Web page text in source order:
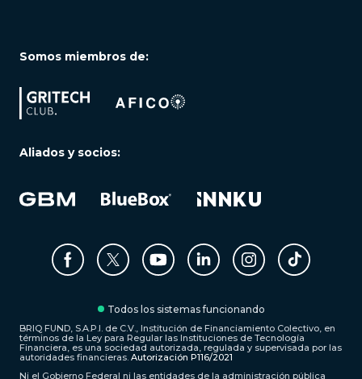
Somos miembros de:
Aliados y socios:
Todos los sistemas funcionando
BRIQ FUND, S.A.P.I. de C.V., Institución de Financiamiento Colectivo, en
términos de la Ley para Regular las Instituciones de Tecnología
Financiera, es una sociedad autorizada, regulada y supervisada por las
autoridades financieras. Autorización P116/2021
Ni el Gobierno Federal ni las entidades de la administración pública